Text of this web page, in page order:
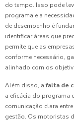
do tempo. Isso pode
programa e a
de desempenho é
identificar áreas que
permite que as
conforme necessário,
alinhado com os
Além disso, a falta de
a eficácia do programa
comunicação clara
gestão. Os motoristas